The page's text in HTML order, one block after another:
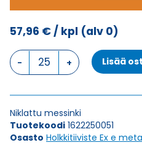
57,96 €/ kpl (alv 0)
HSK-
M-
D
HOLKKITIIVISTE
määrä
Lisää
Niklattu messinki
Tuotekoodi 1622250051
Osasto Holkkitiiviste Ex e